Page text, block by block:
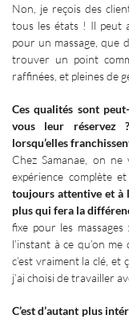
Non, je reçois des
tous les états ! Il peut
pour un massage, que
trouver un point
raffinées, et pleines de
Ces qualités sont
vous leur réservez
lorsqu’elles
Chez Samanae, on
expérience complète
toujours attentive et à
plus qui fera la
fixe pour les massages
l’instant à ce qu’on
c’est vraiment la clé, et
j’ai choisi de travailler
C’est d’autant plus